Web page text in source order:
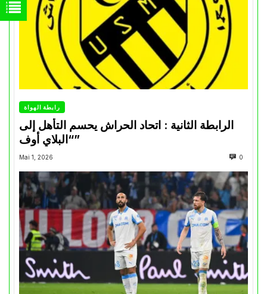
رابطة الهواة
الرابطة الثانية : اتحاد الحراش يحسم التأهل إلى
“البلاي أوف”
Mai 1, 2026 0